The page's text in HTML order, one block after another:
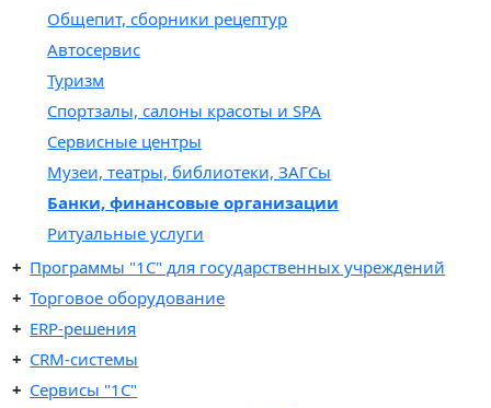
Общепит, сборники рецептур
Автосервис
Туризм
Спортзалы, салоны красоты и SPA
Сервисные центры
Музеи, театры, библиотеки, ЗАГСы
Банки, финансовые организации
Ритуальные услуги
Программы "1С" для государственных учреждений
Торговое оборудование
ERP-решения
CRM-системы
Сервисы "1С"